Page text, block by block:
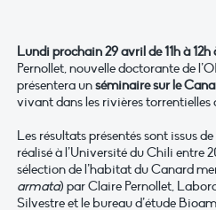
Lundi prochain 29 avril de 11h à
Pernollet, nouvelle doctorante de
présentera unséminaire sur le
vivant dans les rivières torrentielles
Les résultats présentés sont issus
réalisé à l’Université du Chili entre
sélection de l’habitat du Canard
armata) par Claire Pernollet,
Silvestre et le bureau d’étude